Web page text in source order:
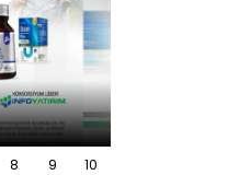
8 9 10